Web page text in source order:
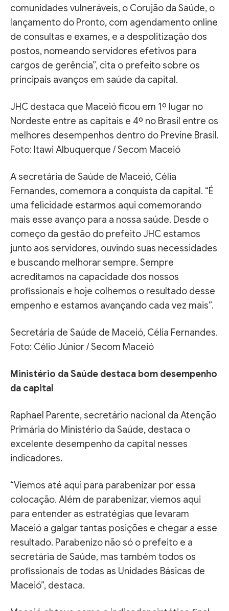
comunidades vulneráveis, o Corujão da Saúde, o
lançamento do Pronto, com agendamento online
de consultas e exames, e a despolitização dos
postos, nomeando servidores efetivos para
cargos de gerência”, cita o prefeito sobre os
principais avanços em saúde da capital.
JHC destaca que Maceió ficou em 1º lugar no
Nordeste entre as capitais e 4º no Brasil entre os
melhores desempenhos dentro do Previne Brasil.
Foto: Itawi Albuquerque / Secom Maceió
A secretária de Saúde de Maceió, Célia
Fernandes, comemora a conquista da capital. “É
uma felicidade estarmos aqui comemorando
mais esse avanço para a nossa saúde. Desde o
começo da gestão do prefeito JHC estamos
junto aos servidores, ouvindo suas necessidades
e buscando melhorar sempre. Sempre
acreditamos na capacidade dos nossos
profissionais e hoje colhemos o resultado desse
empenho e estamos avançando cada vez mais”.
Secretária de Saúde de Maceió, Célia Fernandes.
Foto: Célio Júnior / Secom Maceió
Ministério da Saúde destaca bom desempenho
da capital
Raphael Parente, secretário nacional da Atenção
Primária do Ministério da Saúde, destaca o
excelente desempenho da capital nesses
indicadores.
“Viemos até aqui para parabenizar por essa
colocação. Além de parabenizar, viemos aqui
para entender as estratégias que levaram
Maceió a galgar tantas posições e chegar a esse
resultado. Parabenizo não só o prefeito e a
secretária de Saúde, mas também todos os
profissionais de todas as Unidades Básicas de
Maceió”, destaca.